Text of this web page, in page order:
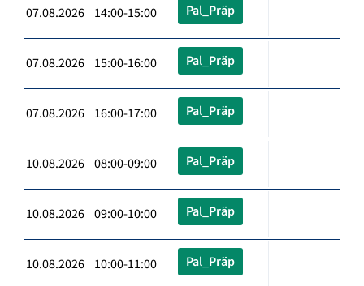
07.08.2026 14:00-15:00 Pal_Präp
07.08.2026 15:00-16:00 Pal_Präp
07.08.2026 16:00-17:00 Pal_Präp
10.08.2026 08:00-09:00 Pal_Präp
10.08.2026 09:00-10:00 Pal_Präp
10.08.2026 10:00-11:00 Pal_Präp